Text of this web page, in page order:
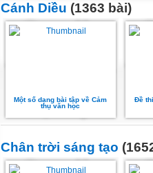
Cánh Diều (1363 bài)
Một số dạng bài tập về Cảm
thụ văn học
Đề
Chân trời sáng tạo